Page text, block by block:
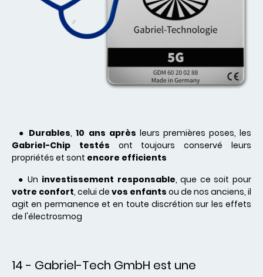
● Durables,10 ans après leurs premières poses, les
Gabriel-Chip testés ont toujours conservé leurs
propriétés et sont encore efficients
● Un investissement responsable, que ce soit pour
votre confort, celui de vos enfants ou de nos anciens, il
agit en permanence et en toute discrétion sur les effets
de l'électrosmog
14 - Gabriel-Tech GmbH est une